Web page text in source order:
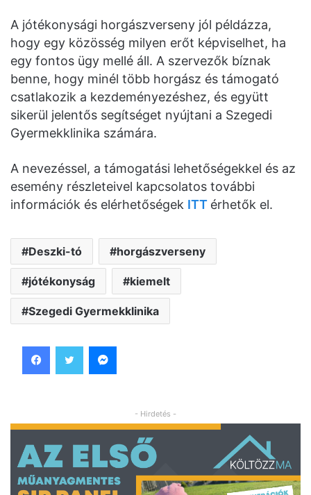
A jótékonysági horgászverseny jól példázza,
hogy egy közösség milyen erőt képviselhet, ha
egy fontos ügy mellé áll. A szervezők bíznak
benne, hogy minél több horgász és támogató
csatlakozik a kezdeményezéshez, és együtt
sikerül jelentős segítséget nyújtani a Szegedi
Gyermekklinika számára.
A nevezéssel, a támogatási lehetőségekkel és az
esemény részleteivel kapcsolatos további
információk és elérhetőségek ITT érhetők el.
Deszki-tó horgászverseny
jótékonyság kiemelt
Szegedi Gyermekklinika
- Hirdetés -